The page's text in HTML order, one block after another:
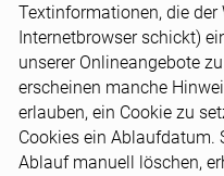
Textinformationen, die der
Internetbrowser schickt)
unserer Onlineangebote
erscheinen manche
erlauben, ein Cookie zu
Cookies ein Ablaufdatum.
Ablauf manuell löschen,